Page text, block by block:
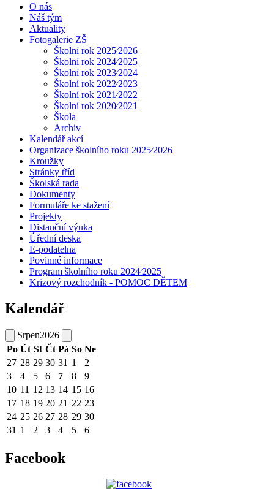
O nás
Náš tým
Aktuality
Fotogalerie ZŠ
Školní rok 2025⁄2026
Školní rok 2024⁄2025
Školní rok 2023⁄2024
Školní rok 2022⁄2023
Školní rok 2021⁄2022
Školní rok 2020⁄2021
Škola
Archiv
Kalendář akcí
Organizace školního roku 2025⁄2026
Kroužky
Stránky tříd
Školská rada
Dokumenty
Formuláře ke stažení
Projekty
Distanční výuka
Úřední deska
E-podatelna
Povinné informace
Program školního roku 2024⁄2025
Krizový rozchodník - POMOC DĚTEM
Kalendář
Srpen2026
Po Út St Čt Pá So Ne
27 28 29 30 31 1
2
3
4 5 6 7 8
9
10 11 12 13 14 15 16
17 18 19 20 21 22 23
24 25 26 27 28 29 30
31 1 2 3 4 5 6
Facebook